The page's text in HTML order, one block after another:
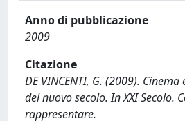
Anno di pubblicazione
2009
Citazione
DE VINCENTI, G. (2009).
del nuovo secolo. In XXI Secolo.
rappresentare.